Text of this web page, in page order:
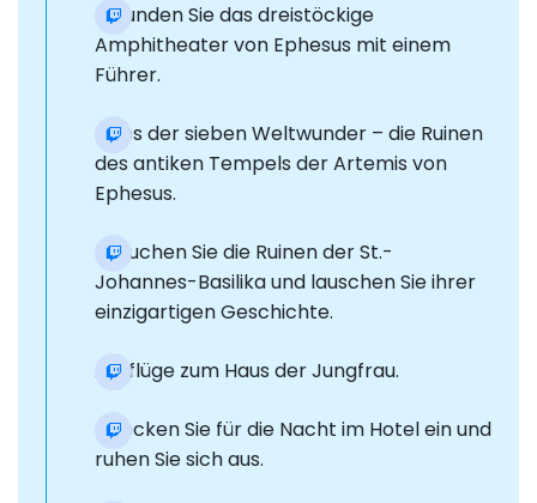
Erkunden Sie das dreistöckige
Amphitheater von Ephesus mit einem
Führer.
Eines der sieben Weltwunder – die Ruinen
des antiken Tempels der Artemis von
Ephesus.
Besuchen Sie die Ruinen der St.-
Johannes-Basilika und lauschen Sie ihrer
einzigartigen Geschichte.
Ausflüge zum Haus der Jungfrau.
Checken Sie für die Nacht im Hotel ein und
ruhen Sie sich aus.